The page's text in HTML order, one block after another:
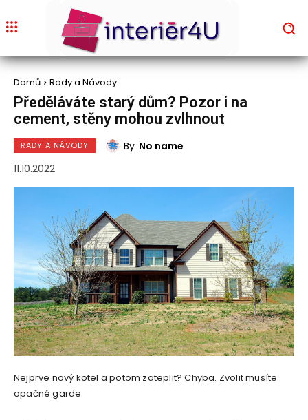
Domů Rady a Návody
Předěláváte starý dům? Pozor i na
cement, stěny mohou zvlhnout
RADY A NÁVODY By No name
11.10.2022
Nejprve nový kotel a potom zateplit? Chyba. Zvolit musíte
opačné garde.